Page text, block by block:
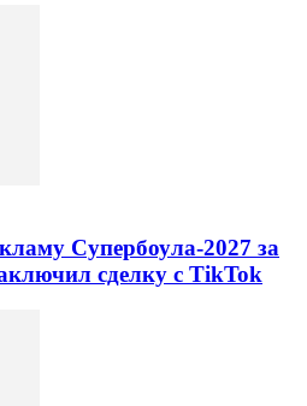
Супербоула-2027 за
сделку с TikTok